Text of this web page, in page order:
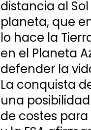
distancia al
planeta, que
lo hace la
en el Planeta
defender la
La conquista
una
de costes